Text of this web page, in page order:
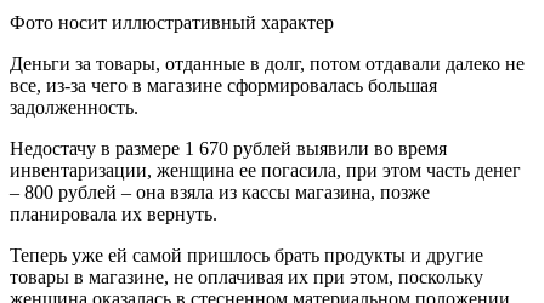
Фото носит иллюстративный характер
Деньги за товары, отданные в долг, потом отдавали далеко не
все, из-за чего в магазине сформировалась большая
задолженность.
Недостачу в размере 1 670 рублей выявили во время
инвентаризации, женщина ее погасила, при этом часть денег
– 800 рублей – она взяла из кассы магазина, позже
планировала их вернуть.
Теперь уже ей самой пришлось брать продукты и другие
товары в магазине, не оплачивая их при этом, поскольку
женщина оказалась в стесненном материальном положении.